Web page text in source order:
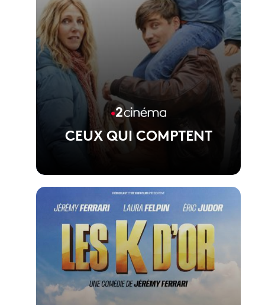
CEUX QUI COMPTENT
Film de Jean-Baptiste Leonetti
Voir la fiche du film